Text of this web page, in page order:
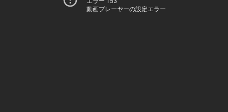
動画プレーヤーの設定エラー